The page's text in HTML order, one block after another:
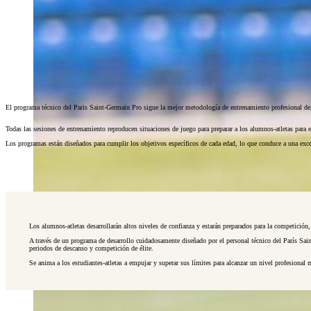
El programa técnico del Paris Saint-Germain Pro sigue la mejor metodología de entrenamiento profesional
Todas las sesiones de entrenamiento reproducen situaciones de juego para preparar a los alumnos-atletas
Los programas están diseñados para cumplir los objetivos específicos de cada edad, lo que conduce a una
Los alumnos-atletas desarrollarán altos niveles de confianza y estarán preparados para la
A través de un programa de desarrollo cuidadosamente diseñado por el personal técnico del París
periodos de descanso y competición de élite.
Se anima a los estudiantes-atletas a empujar y superar sus límites para alcanzar un nivel